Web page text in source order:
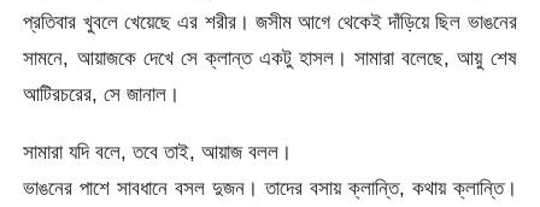
প্রতিবার খুবলে খেয়েছে এর শরীর। জসীম আগে থেকেই দাঁড়িয়ে ছিল ভাঙনের
সামনে, আয়াজকে দেখে সে ক্লান্ত একটু হাসল। সামারা বলেছে, আয়ু শেষ
আটিরচরের, সে জানাল।
সামারা যদি বলে, তবে তাই, আয়াজ বলল।
ভাঙনের পাশে সাবধানে বসল দুজন। তাদের বসায় ক্লান্তি, কথায় ক্লান্তি।